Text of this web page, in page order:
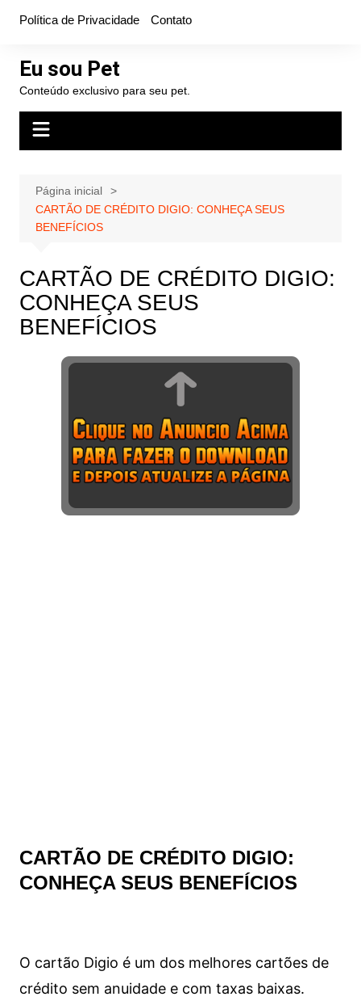
conteúdo
Política de Privacidade Contato
Eu sou Pet
Conteúdo exclusivo para seu pet.
Página inicial
CARTÃO DE CRÉDITO DIGIO: CONHEÇA SEUS
BENEFÍCIOS
CARTÃO DE CRÉDITO DIGIO:
CONHEÇA SEUS
BENEFÍCIOS
CARTÃO DE CRÉDITO DIGIO:
CONHEÇA SEUS BENEFÍCIOS
O cartão Digio é um dos melhores cartões de
crédito sem anuidade e com taxas baixas.